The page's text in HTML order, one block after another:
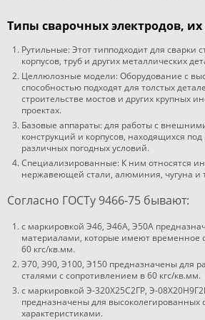
Типы сварочных электродов,
Рутильные: Этот типподходит для сварки
корпусов, труб и других металлических
Целлюлозные модели: Оборудование с
способностью подходят для толстых
строительстве мостов и других крупных
проектах.
Базовые аппараты: для работы с
конструкций и корпусов, находящихся
различных погодных условий.
Специализированные: К ним относятся
нержавеющей стали, алюминия, чугуна и
Согласно ГОСТу 9466-75 бывают:
с маркировкой Э46, Э46А, Э50А
материалами, которые имеют временное
60 кгс/кв.мм.
Э70, Э90, Э100, Э150 предназначены для
сталями с сопротивлением в 60 кгс/кв.мм.
с маркировкой Э-320Х25С2ГР, Э-
предназначены для высоколегированных
характеристиками.